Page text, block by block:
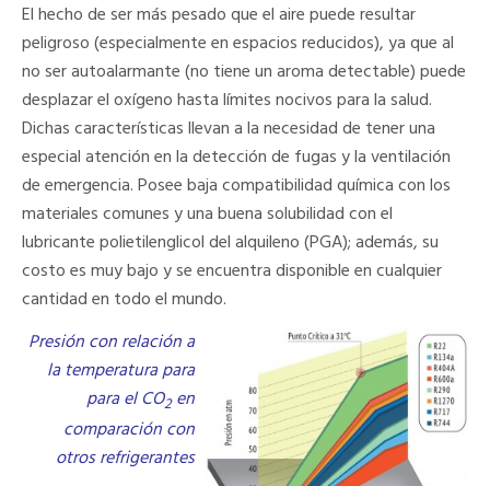
El hecho de ser más pesado que el aire puede resultar
peligroso (especialmente en espacios reducidos), ya que al
no ser autoalarmante (no tiene un aroma detectable) puede
desplazar el oxígeno hasta límites nocivos para la salud.
Dichas características llevan a la necesidad de tener una
especial atención en la detección de fugas y la ventilación
de emergencia. Posee baja compatibilidad química con los
materiales comunes y una buena solubilidad con el
lubricante polietilenglicol del alquileno (PGA); además, su
costo es muy bajo y se encuentra disponible en cualquier
cantidad en todo el mundo.
Presión con relación a
la temperatura para
para el CO2en
comparación con
otros refrigerantes